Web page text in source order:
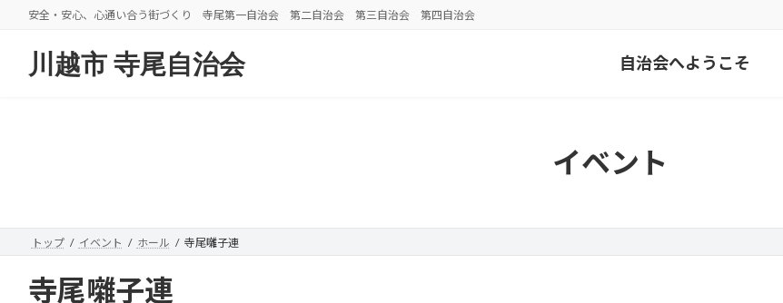
安全・安心、心通い合う街づくり 寺尾第一自治会 第二自治会 第三自治会 第四自治会
川越市 寺尾自治会 自治会へようこそ
イベント
トップ イベント ホール 寺尾囃子連
寺尾囃子連